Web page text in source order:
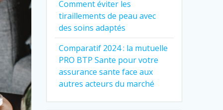
Comment éviter les
tiraillements de peau avec
des soins adaptés
Comparatif 2024 : la mutuelle
PRO BTP Sante pour votre
assurance sante face aux
autres acteurs du marché